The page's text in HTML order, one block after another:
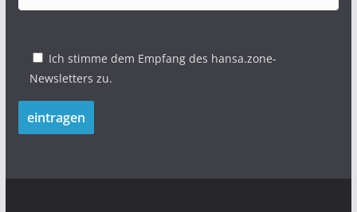
Ich stimme dem Empfang des hansa.zone-
Newsletters zu.